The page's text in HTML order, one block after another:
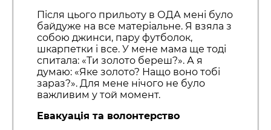
Після цього прильоту в ОДА мені було
байдуже на все матеріальне. Я взяла з
собою джинси, пару футболок,
шкарпетки і все. У мене мама ще тоді
спитала: «Ти золото береш?». А я
думаю: «Яке золото? Нащо воно тобі
зараз?». Для мене нічого не було
важливим у той момент.
Евакуація та волонтерство